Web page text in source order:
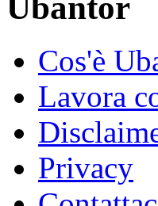
Cos'è
Lavora
Privacy